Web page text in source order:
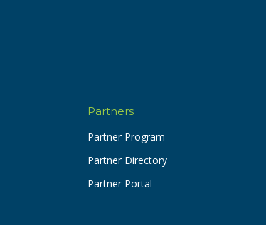
Partners
Partner Program
Partner Directory
Partner Portal